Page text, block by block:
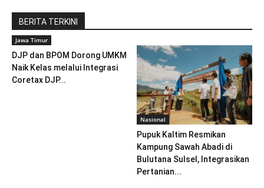
BERITA TERKINI
Jawa Timur
DJP dan BPOM Dorong UMKM
Naik Kelas melalui Integrasi
Coretax DJP...
Nasional
Pupuk Kaltim Resmikan
Kampung Sawah Abadi di
Bulutana Sulsel, Integrasikan
Pertanian...